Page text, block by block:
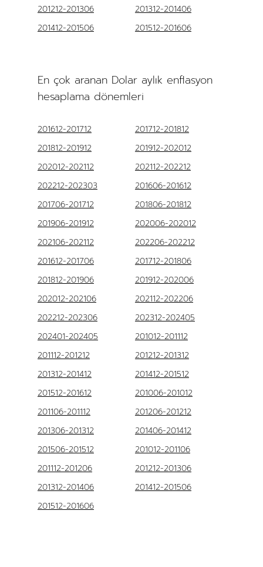
201212-201306
201312-201406
201412-201506
201512-201606
En çok aranan Dolar aylık enflasyon
hesaplama dönemleri
201612-201712
201712-201812
201812-201912
201912-202012
202012-202112
202112-202212
202212-202303
201606-201612
201706-201712
201806-201812
201906-201912
202006-202012
202106-202112
202206-202212
201612-201706
201712-201806
201812-201906
201912-202006
202012-202106
202112-202206
202212-202306
202312-202405
202401-202405
201012-201112
201112-201212
201212-201312
201312-201412
201412-201512
201512-201612
201006-201012
201106-201112
201206-201212
201306-201312
201406-201412
201506-201512
201012-201106
201112-201206
201212-201306
201312-201406
201412-201506
201512-201606